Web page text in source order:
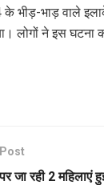
भीड़-भाड़ वाले
लोगों ने इस घटना
जा रही 2 महिलाएं